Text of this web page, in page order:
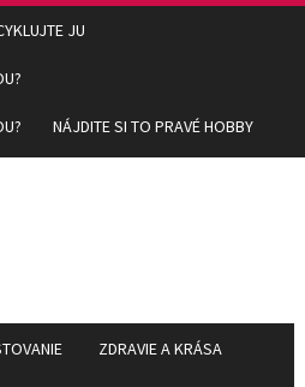
JU
NÁJDITE SI TO PRAVÉ HOBBY
ZDRAVIE A KRÁSA